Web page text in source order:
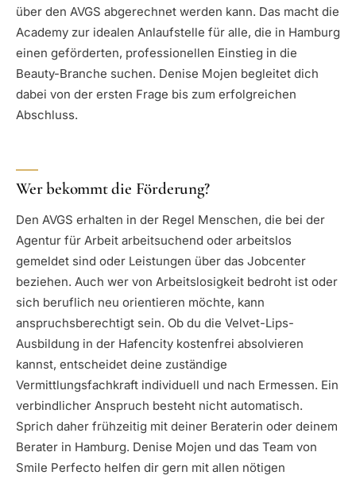
über den AVGS abgerechnet werden kann. Das macht die
Academy zur idealen Anlaufstelle für alle, die in Hamburg
einen geförderten, professionellen Einstieg in die
Beauty-Branche suchen. Denise Mojen begleitet dich
dabei von der ersten Frage bis zum erfolgreichen
Abschluss.
Wer bekommt die Förderung?
Den AVGS erhalten in der Regel Menschen, die bei der
Agentur für Arbeit arbeitsuchend oder arbeitslos
gemeldet sind oder Leistungen über das Jobcenter
beziehen. Auch wer von Arbeitslosigkeit bedroht ist oder
sich beruflich neu orientieren möchte, kann
anspruchsberechtigt sein. Ob du die Velvet-Lips-
Ausbildung in der Hafencity kostenfrei absolvieren
kannst, entscheidet deine zuständige
Vermittlungsfachkraft individuell und nach Ermessen. Ein
verbindlicher Anspruch besteht nicht automatisch.
Sprich daher frühzeitig mit deiner Beraterin oder deinem
Berater in Hamburg. Denise Mojen und das Team von
Smile Perfecto helfen dir gern mit allen nötigen